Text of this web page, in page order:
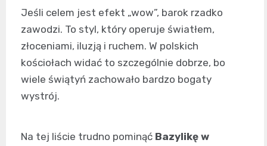
Jeśli celem jest efekt „wow”, barok rzadko
zawodzi. To styl, który operuje światłem,
złoceniami, iluzją i ruchem. W polskich
kościołach widać to szczególnie dobrze, bo
wiele świątyń zachowało bardzo bogaty
wystrój.
Na tej liście trudno pominąć Bazylikę w